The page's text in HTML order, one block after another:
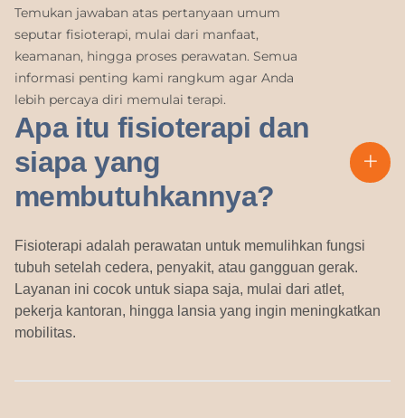
Temukan jawaban atas pertanyaan umum
seputar fisioterapi, mulai dari manfaat,
keamanan, hingga proses perawatan. Semua
informasi penting kami rangkum agar Anda
lebih percaya diri memulai terapi.
Apa itu fisioterapi dan
siapa yang
membutuhkannya?
Fisioterapi adalah perawatan untuk memulihkan fungsi
tubuh setelah cedera, penyakit, atau gangguan gerak.
Layanan ini cocok untuk siapa saja, mulai dari atlet,
pekerja kantoran, hingga lansia yang ingin meningkatkan
mobilitas.